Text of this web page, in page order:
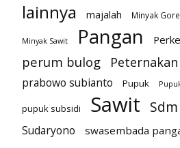
lainnya majalah Minyak
Minyak Sawit Pangan
perum bulog Peternakan
prabowo subianto Pupuk
pupuk subsidi Sawit Sdm
Sudaryono swasembada